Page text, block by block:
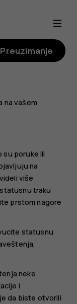
Preuzimanje
na vašem
su poruke ili
na
više
traku
prstom nagore
statusnu
neke
i
da biste otvorili